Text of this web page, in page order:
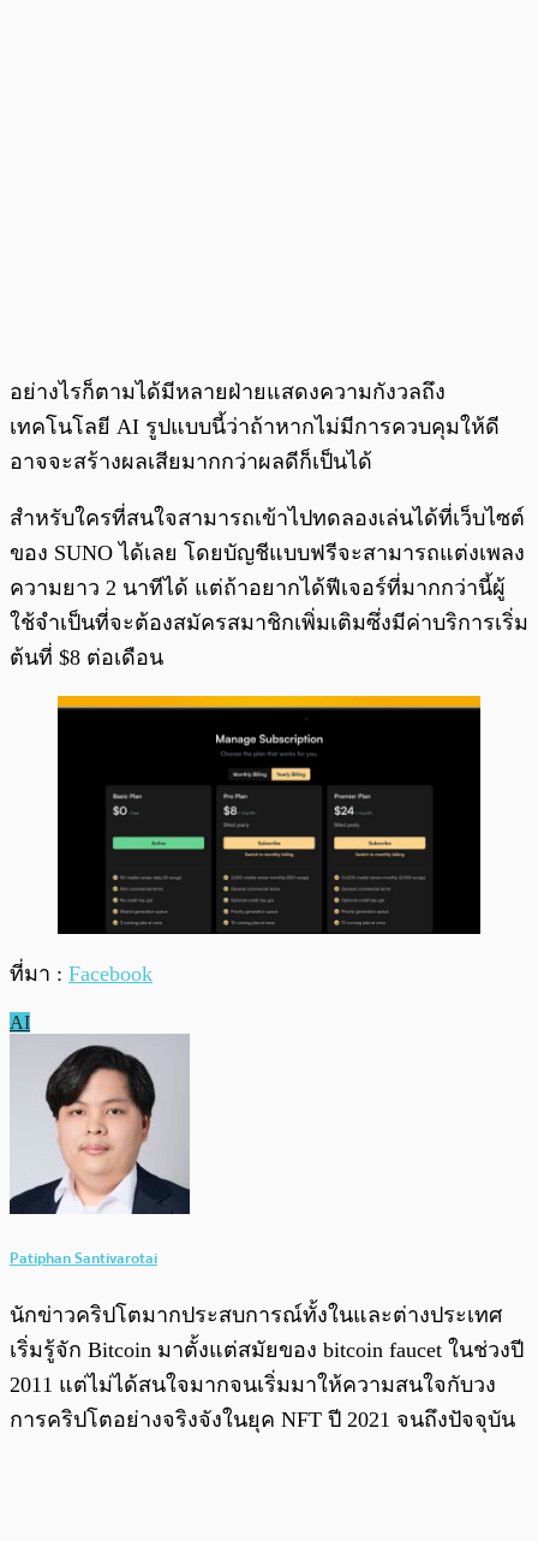
อย่างไรก็ตามได้มีหลายฝ่ายแสดงความกังวลถึง
เทคโนโลยี AI รูปแบบนี้ว่าถ้าหากไม่มีการควบคุมให้ดี
อาจจะสร้างผลเสียมากกว่าผลดีก็เป็นได้
สำหรับใครที่สนใจสามารถเข้าไปทดลองเล่นได้ที่เว็บไซต์
ของ SUNO ได้เลย โดยบัญชีแบบฟรีจะสามารถแต่งเพลง
ความยาว 2 นาทีได้ แต่ถ้าอยากได้ฟีเจอร์ที่มากกว่านี้ผู้
ใช้จำเป็นที่จะต้องสมัครสมาชิกเพิ่มเติมซึ่งมีค่าบริการเริ่ม
ต้นที่ $8 ต่อเดือน
ที่มา : Facebook
AI
Patiphan Santivarotai
นักข่าวคริปโตมากประสบการณ์ทั้งในและต่างประเทศ
เริ่มรู้จัก Bitcoin มาตั้งแต่สมัยของ bitcoin faucet ในช่วงปี
2011 แต่ไม่ได้สนใจมากจนเริ่มมาให้ความสนใจกับวง
การคริปโตอย่างจริงจังในยุค NFT ปี 2021 จนถึงปัจจุบัน